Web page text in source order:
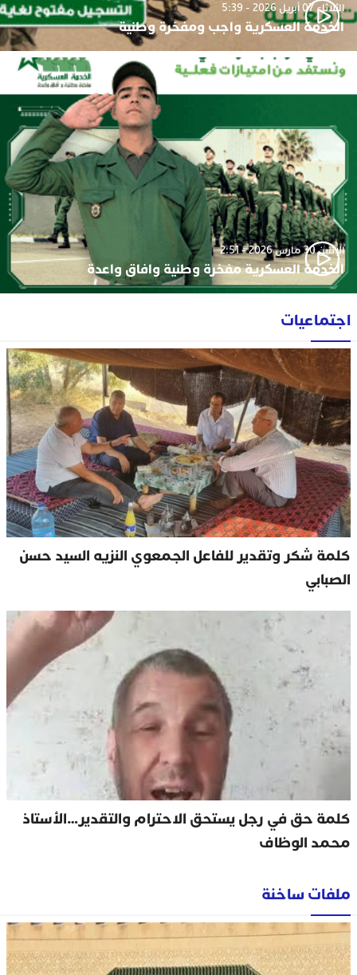
الثلاثاء 07 أبريل 2026 - 5:39
الخدمة العسكرية واجب ومفخرة وطنية
الإثنين 30 مارس 2026 - 2:51
الخدمة العسكرية مفخرة وطنية وافاق واعدة
اجتماعيات
كلمة شكر وتقدير للفاعل الجمعوي النزيه السيد حسن
الصبابي
كلمة حق في رجل يستحق الاحترام والتقدير…الأستاذ
محمد الوظاف
ملفات ساخنة